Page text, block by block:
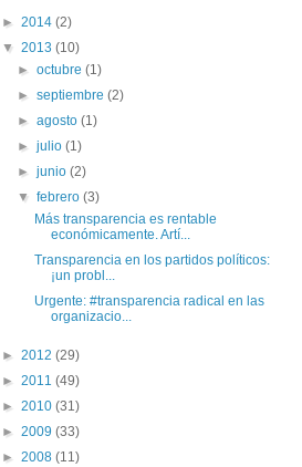
► 2014 (2)
▼ 2013 (10)
►octubre(1)
►septiembre(2)
►agosto(1)
►julio(1)
►junio(2)
▼febrero(3)
Más transparencia es rentable
económicamente. Artí...
Transparencia en los partidos políticos:
¡un probl...
Urgente: #transparencia radical en las
organizacio...
► 2012 (29)
► 2011 (49)
► 2010 (31)
► 2009 (33)
► 2008 (11)